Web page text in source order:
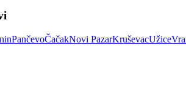
PančevoČačakNovi PazarKruševacUžice